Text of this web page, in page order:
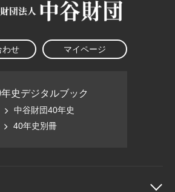
わせ マイページ
史デジタルブック
中谷財団40年史
40年史別冊